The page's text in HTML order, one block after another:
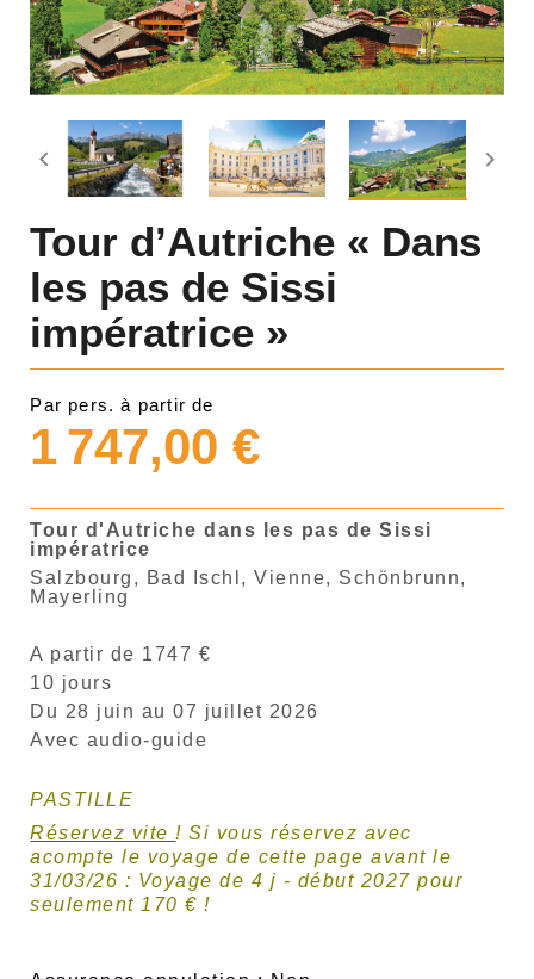
 
Tour d’Autriche « Dans
les pas de Sissi
impératrice »
Par pers. à partir de
1 747,00 €
Tour d'Autriche dans les pas de Sissi
impératrice
Salzbourg, Bad Ischl, Vienne, Schönbrunn,
Mayerling
A partir de 1747 €
10 jours
Du 28 juin au 07 juillet 2026
Avec audio-guide
PASTILLE
Réservez vite! Si vous réservez avec
acompte le voyage de cette page avant le
31/03/26 : Voyage de 4 j - début 2027 pour
seulement 170 € !